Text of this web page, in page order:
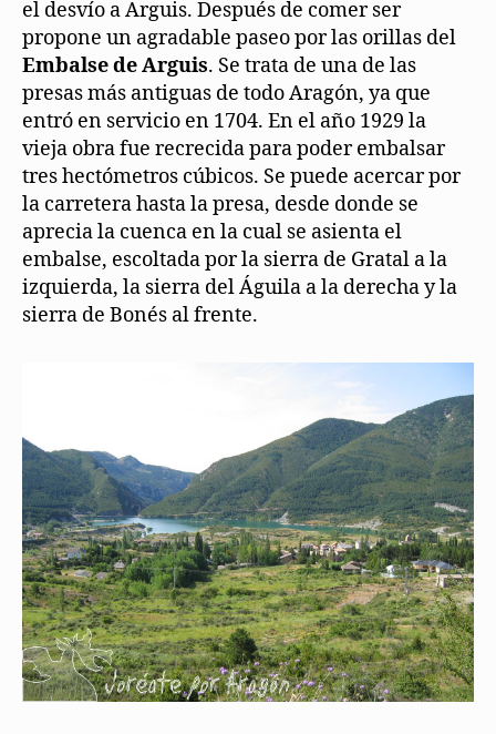
el desvío a Arguis. Después de comer ser
propone un agradable paseo por las orillas del
Embalse de Arguis. Se trata de una de las
presas más antiguas de todo Aragón, ya que
entró en servicio en 1704. En el año 1929 la
vieja obra fue recrecida para poder embalsar
tres hectómetros cúbicos. Se puede acercar por
la carretera hasta la presa, desde donde se
aprecia la cuenca en la cual se asienta el
embalse, escoltada por la sierra de Gratal a la
izquierda, la sierra del Águila a la derecha y la
sierra de Bonés al frente.